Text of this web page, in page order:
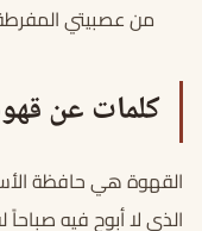
من عصبيتي
كلمات عن
القهوة هي حافظة
الذي لا أبوح فيه